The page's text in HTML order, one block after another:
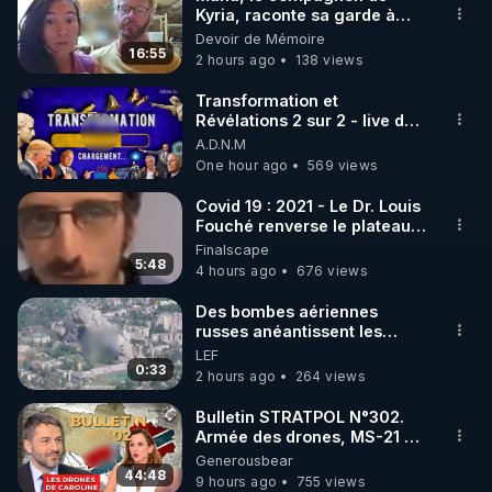
🌱 INSTAGRAM
https://www.instagram.com/rdlr_thierrycasasnovas/
http://rgnr.li/instagram
🌱 LA NEWSLETTER
Pour ne pas rater l’actualité RGNR (stages,
http://rgnr.li/news
🌱 VIDÉOS NON CENSURÉES SUR ODYSEE
Toutes les vidéos Youtube sont aussi sur la
http://rgnr.li/odysee
🌱 LES STAGES EN PRÉSENTIEL
http://rgnr.li/stages
16:55
Kyria, raconte sa garde à
vue musclée. PARTAGEZ!
Devoir de Mémoire
2 hours ago
138 views
Transformation et
Révélations 2 sur 2 - live du
07/08/26
A.D.N.M
One hour ago
569 views
5:48
Covid 19 : 2021 - Le Dr. Louis
Fouché renverse le plateau
de CNews !
Finalscape
4 hours ago
676 views
0:33
Des bombes aériennes
russes anéantissent les
centres de contrôle de
drones de 3 brigades
ukrainienne
LEF
2 hours ago
264 views
44:48
Bulletin STRATPOL N°302.
Armée des drones, MS-21 en
série, missiles coréens.
07.08.2026.
Generousbear
9 hours ago
755 views